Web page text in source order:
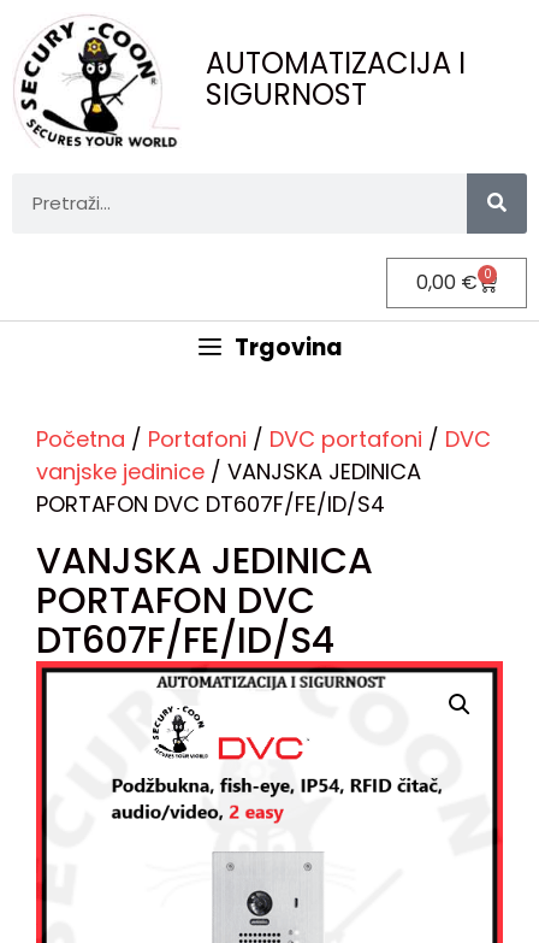
AUTOMATIZACIJA I
SIGURNOST
0,00 € 0
Trgovina
Početna / Portafoni / DVC portafoni / DVC
vanjske jedinice / VANJSKA JEDINICA
PORTAFON DVC DT607F/FE/ID/S4
VANJSKA JEDINICA
PORTAFON DVC
DT607F/FE/ID/S4